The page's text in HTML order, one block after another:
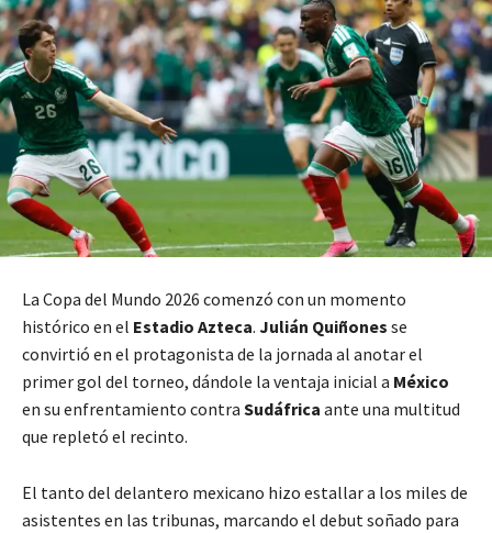
La Copa del Mundo 2026 comenzó con un momento
histórico en el Estadio Azteca. Julián Quiñones se
convirtió en el protagonista de la jornada al anotar el
primer gol del torneo, dándole la ventaja inicial a México
en su enfrentamiento contra Sudáfrica ante una multitud
que repletó el recinto.
El tanto del delantero mexicano hizo estallar a los miles de
asistentes en las tribunas, marcando el debut soñado para